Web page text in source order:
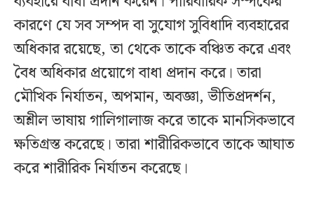
কারণে যে সব সম্পদ বা সুযোগ সুবিধাদি ব্যবহারের
অধিকার রয়েছে, তা থেকে তাকে বঞ্চিত করে এবং
বৈধ অধিকার প্রয়োগে বাধা প্রদান করে। তারা
মৌখিক নির্যাতন, অপমান, অবজ্ঞা, ভীতিপ্রদর্শন,
অশ্লীল ভাষায় গালিগালাজ করে তাকে মানসিকভাবে
ক্ষতিগ্রস্ত করেছে। তারা শারীরিকভাবে তাকে আঘাত
করে শারীরিক নির্যাতন করেছে।